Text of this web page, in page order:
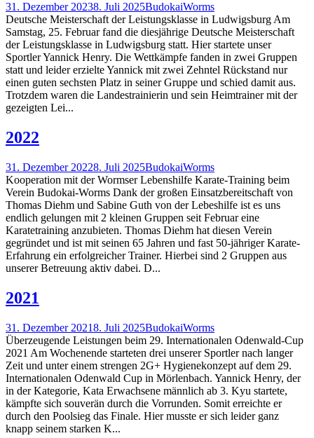
31. Dezember 20238. Juli 2025BudokaiWorms
Deutsche Meisterschaft der Leistungsklasse in Ludwigsburg Am
Samstag, 25. Februar fand die diesjährige Deutsche Meisterschaft
der Leistungsklasse in Ludwigsburg statt. Hier startete unser
Sportler Yannick Henry. Die Wettkämpfe fanden in zwei Gruppen
statt und leider erzielte Yannick mit zwei Zehntel Rückstand nur
einen guten sechsten Platz in seiner Gruppe und schied damit aus.
Trotzdem waren die Landestrainierin und sein Heimtrainer mit der
gezeigten Lei...
2022
31. Dezember 20228. Juli 2025BudokaiWorms
Kooperation mit der Wormser Lebenshilfe Karate-Training beim
Verein Budokai-Worms Dank der großen Einsatzbereitschaft von
Thomas Diehm und Sabine Guth von der Lebeshilfe ist es uns
endlich gelungen mit 2 kleinen Gruppen seit Februar eine
Karatetraining anzubieten. Thomas Diehm hat diesen Verein
gegründet und ist mit seinen 65 Jahren und fast 50-jähriger Karate-
Erfahrung ein erfolgreicher Trainer. Hierbei sind 2 Gruppen aus
unserer Betreuung aktiv dabei. D...
2021
31. Dezember 20218. Juli 2025BudokaiWorms
Überzeugende Leistungen beim 29. Internationalen Odenwald-Cup
2021 Am Wochenende starteten drei unserer Sportler nach langer
Zeit und unter einem strengen 2G+ Hygienekonzept auf dem 29.
Internationalen Odenwald Cup in Mörlenbach. Yannick Henry, der
in der Kategorie, Kata Erwachsene männlich ab 3. Kyu startete,
kämpfte sich souverän durch die Vorrunden. Somit erreichte er
durch den Poolsieg das Finale. Hier musste er sich leider ganz
knapp seinem starken K...